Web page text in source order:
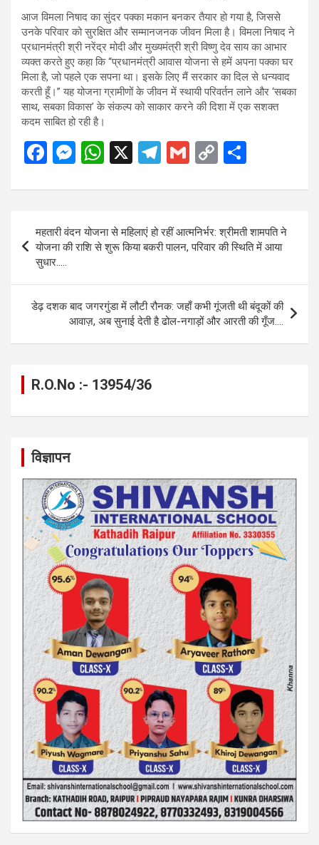
आज विमला निषाद का सुंदर पक्का मकान बनकर तैयार हो गया है, जिससे
उनके परिवार को सुरक्षित और सम्मानजनक जीवन मिला है। विमला निषाद ने
प्रधानमंत्री श्री नरेंद्र मोदी और मुख्यमंत्री श्री विष्णु देव साय का आभार
व्यक्त करते हुए कहा कि “प्रधानमंत्री आवास योजना से हमें अपना पक्का घर
मिला है, जो पहले एक सपना था। इसके लिए मैं सरकार का दिल से धन्यवाद
करती हूँ।” यह योजना ग्रामीणों के जीवन में स्थायी परिवर्तन लाने और ‘सबका
साथ, सबका विकास’ के संकल्प को साकार करने की दिशा में एक सशक्त
कदम साबित हो रही है।
F
ce
b
o
o
k
M
se
g
W
at
s
A
p
X
T
e
gr
a
G
ail
C
py
Li
n
ar
navigation
महतारी वंदन योजना से महिलाएं हो रहीं आत्मनिर्भर: श्रीमती शामपति ने
योजना की राशि से शुरू किया बकरी पालन, परिवार की स्थिति में आया
सुधार…..
डेढ़ दशक बाद जगरगुंडा में लौटी रौनक: जहाँ कभी गूंजती थी बंदूकों की
आवाज़, अब सुनाई देती है ढोल-नगाड़ों और आरती की गूँज….
R.O.No :- 13954/36
विज्ञापन